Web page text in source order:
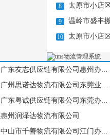
8 太原市小店
9 温岭市盛丰
10 太原市小店
广东友志供应链有限公司惠州办事处
广州思诺达物流有限公司东莞业务部
广东粤诚供应链有限公司东莞办事处
惠州润泽达物流有限公司
中山市千善物流有限公司江门办事处